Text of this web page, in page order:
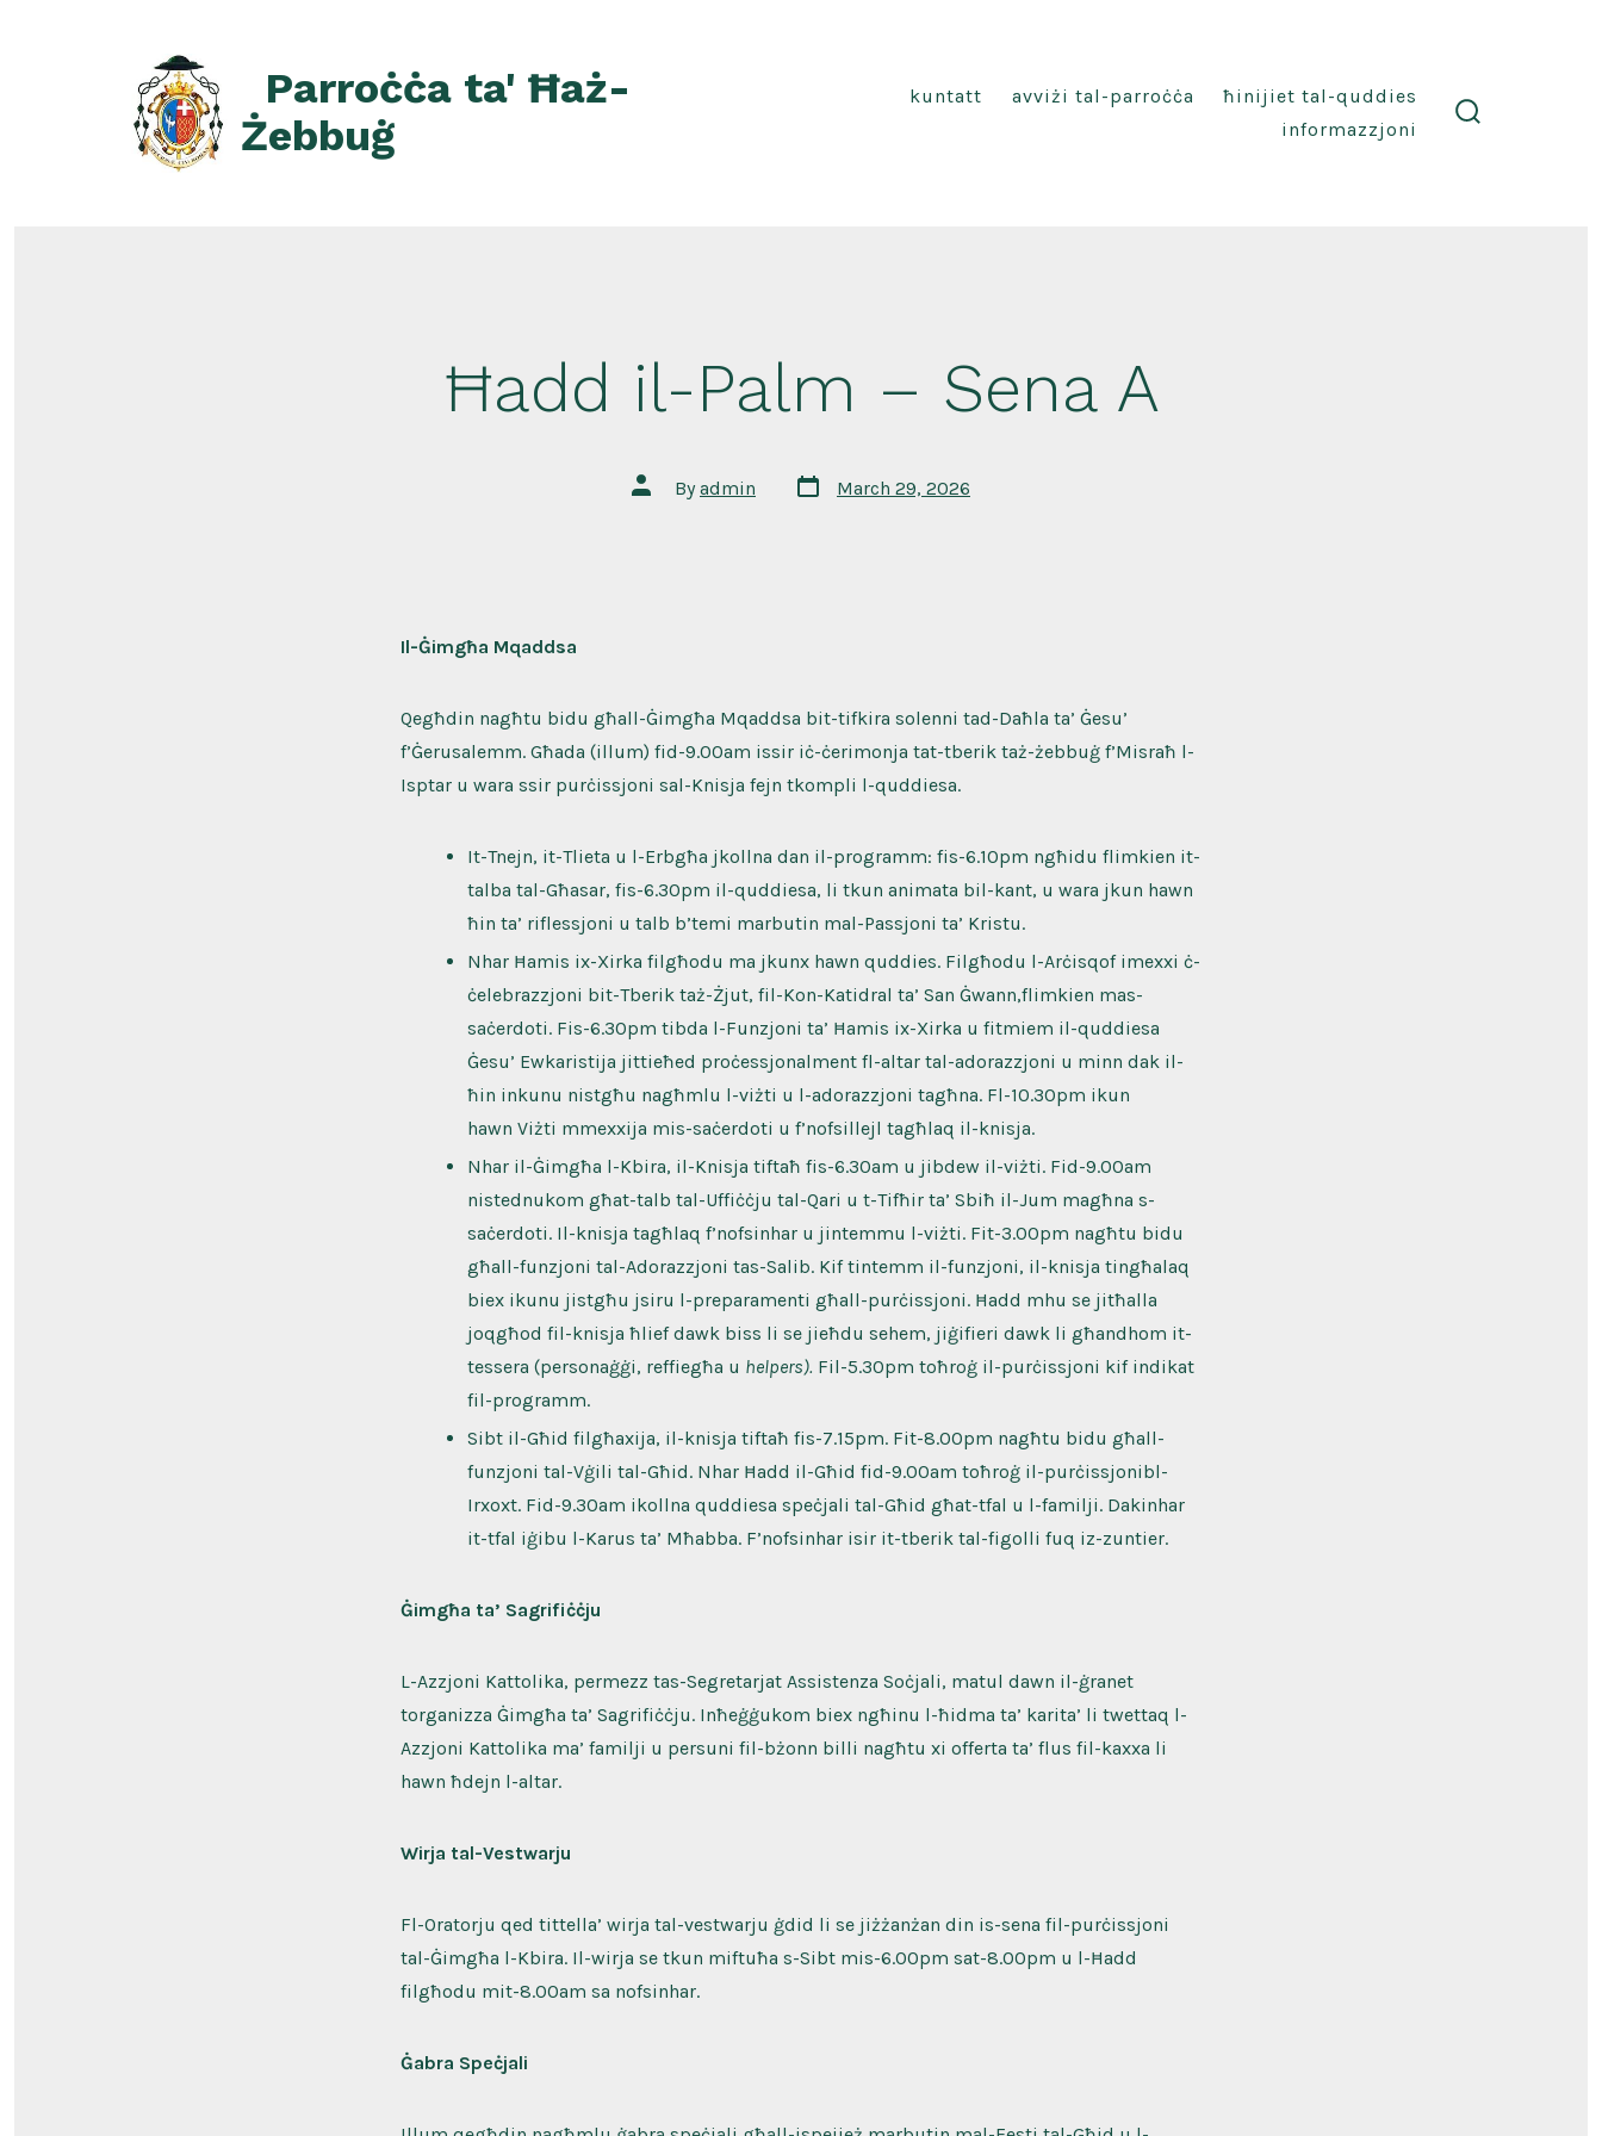
Parroċċa ta' Ħaż-
Żebbuġ
kuntatt avviżi tal-parroċċa
ħinijiet tal-quddies
informazzjoni
Ħadd il-Palm – Sena A
Post
author
Byadmin
Post
date
March 29, 2026
Il-Ġimgħa Mqaddsa
Qegħdin nagħtu bidu għall-Ġimgħa Mqaddsa bit-tifkira solenni tad-Daħla ta’ Ġesu’
f’Ġerusalemm. Għada (illum) fid-9.00am issir iċ-ċerimonja tat-tberik taż-żebbuġ f’Misraħ l-
Isptar u wara ssir purċissjoni sal-Knisja fejn tkompli l-quddiesa.
It-Tnejn, it-Tlieta u l-Erbgħa jkollna dan il-programm: fis-6.10pm ngħidu flimkien it-
talba tal-Għasar, fis-6.30pm il-quddiesa, li tkun animata bil-kant, u wara jkun hawn
ħin ta’ riflessjoni u talb b’temi marbutin mal-Passjoni ta’ Kristu.
Nhar Ħamis ix-Xirka filgħodu ma jkunx hawn quddies. Filgħodu l-Arċisqof imexxi ċ-
ċelebrazzjoni bit-Tberik taż-Żjut, fil-Kon-Katidral ta’ San Ġwann,flimkien mas-
saċerdoti. Fis-6.30pm tibda l-Funzjoni ta’ Ħamis ix-Xirka u fitmiem il-quddiesa
Ġesu’ Ewkaristija jittieħed proċessjonalment fl-altar tal-adorazzjoni u minn dak il-
ħin inkunu nistgħu nagħmlu l-viżti u l-adorazzjoni tagħna. Fl-10.30pm ikun
hawn Viżti mmexxija mis-saċerdoti u f’nofsillejl tagħlaq il-knisja.
Nhar il-Ġimgħa l-Kbira, il-Knisja tiftaħ fis-6.30am u jibdew il-viżti. Fid-9.00am
nistednukom għat-talb tal-Uffiċċju tal-Qari u t-Tifħir ta’ Sbiħ il-Jum magħna s-
saċerdoti. Il-knisja tagħlaq f’nofsinhar u jintemmu l-viżti. Fit-3.00pm nagħtu bidu
għall-funzjoni tal-Adorazzjoni tas-Salib. Kif tintemm il-funzjoni, il-knisja tingħalaq
biex ikunu jistgħu jsiru l-preparamenti għall-purċissjoni. Ħadd mhu se jitħalla
joqgħod fil-knisja ħlief dawk biss li se jieħdu sehem, jiġifieri dawk li għandhom it-
tessera (personaġġi, reffiegħa u helpers). Fil-5.30pm toħroġ il-purċissjoni kif indikat
fil-programm.
Sibt il-Għid filgħaxija, il-knisja tiftaħ fis-7.15pm. Fit-8.00pm nagħtu bidu għall-
funzjoni tal-Vġili tal-Għid. Nhar Ħadd il-Għid fid-9.00am toħroġ il-purċissjonibl-
Irxoxt. Fid-9.30am ikollna quddiesa speċjali tal-Għid għat-tfal u l-familji. Dakinhar
it-tfal iġibu l-Karus ta’ Mħabba. F’nofsinhar isir it-tberik tal-figolli fuq iz-zuntier.
Ġimgħa ta’ Sagrifiċċju
L-Azzjoni Kattolika, permezz tas-Segretarjat Assistenza Soċjali, matul dawn il-ġranet
torganizza Ġimgħa ta’ Sagrifiċċju. Inħeġġukom biex ngħinu l-ħidma ta’ karita’ li twettaq l-
Azzjoni Kattolika ma’ familji u persuni fil-bżonn billi nagħtu xi offerta ta’ flus fil-kaxxa li
hawn ħdejn l-altar.
Wirja tal-Vestwarju
Fl-Oratorju qed tittella’ wirja tal-vestwarju ġdid li se jiżżanżan din is-sena fil-purċissjoni
tal-Ġimgħa l-Kbira. Il-wirja se tkun miftuħa s-Sibt mis-6.00pm sat-8.00pm u l-Ħadd
filgħodu mit-8.00am sa nofsinhar.
Ġabra Speċjali